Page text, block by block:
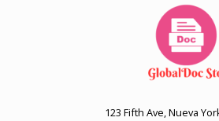
123 Fifth Ave, Nueva